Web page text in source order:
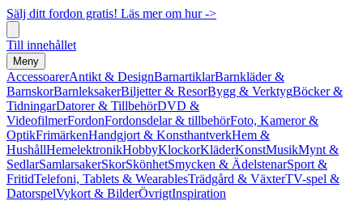
Sälj ditt fordon gratis! Läs mer om hur ->
Till innehållet
Meny
AccessoarerAntikt & DesignBarnartiklarBarnkläder &
BarnskorBarnleksakerBiljetter & ResorBygg & VerktygBöcker &
TidningarDatorer & TillbehörDVD &
VideofilmerFordonFordonsdelar & tillbehörFoto, Kameror &
OptikFrimärkenHandgjort & KonsthantverkHem &
HushållHemelektronikHobbyKlockorKläderKonstMusikMynt &
SedlarSamlarsakerSkorSkönhetSmycken & ÄdelstenarSport &
FritidTelefoni, Tablets & WearablesTrädgård & VäxterTV-spel &
DatorspelVykort & BilderÖvrigtInspiration